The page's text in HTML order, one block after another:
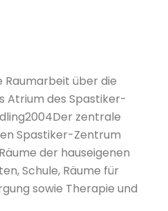
über die
Atrium des Spastiker-
zentrale
Spastiker-Zentrum
der hauseigenen
Schule, Räume für
sowie Therapie und